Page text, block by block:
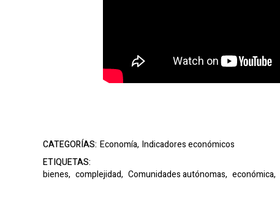
CATEGORÍAS: Economía, Indicadores económicos
ETIQUETAS:
bienes, complejidad, Comunidades autónomas, económica,